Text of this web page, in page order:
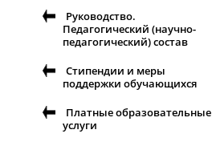
Руководство.
Педагогический (научно-
педагогический) состав
Стипендии и меры
поддержки обучающихся
Платные образовательные
услуги